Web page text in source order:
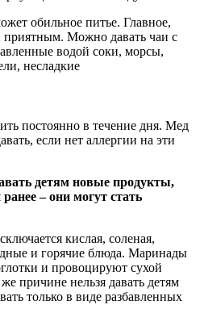
обильное питье. Главное,
Можно давать чаи с
водой соки, морсы,
несладкие
постоянно в течение дня. Мед
если нет аллергии на эти
детям новые продукты,
– они могут стать
кислая, соленая,
и горячие блюда. Маринады
и провоцируют сухой
причине нельзя давать детям
только в виде разбавленных